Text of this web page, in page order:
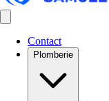
Contact
Plomberie